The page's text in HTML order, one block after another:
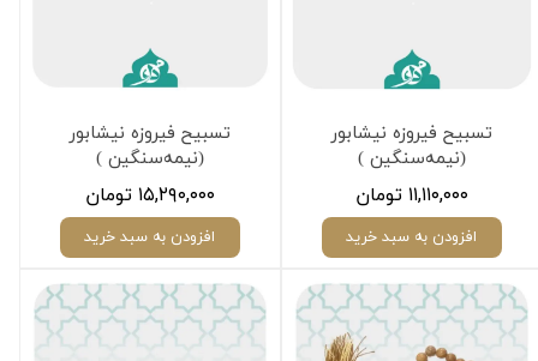
تسبیح فیروزه نیشابور
(نیمه‌سنگین )
۱۱,۱۱۰,۰۰۰ تومان
افزودن به سبد خرید
تسبیح فیروزه نیشابور
(نیمه‌سنگین )
۱۵,۲۹۰,۰۰۰ تومان
افزودن به سبد خرید